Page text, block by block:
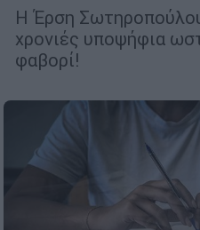
Η Έρση
χρονιές υποψήφια
φαβορί!